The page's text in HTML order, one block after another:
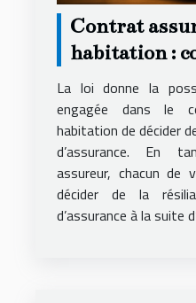
Contrat
habitation :
résilier ?
La loi donne la
engagée dans le
habitation de décider
d’assurance. En
assureur, chacun de
décider de la
d’assurance à la suite